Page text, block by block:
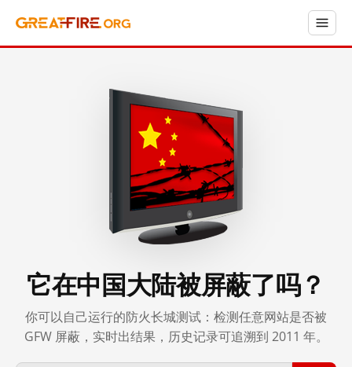
它在中国大陆被屏蔽了吗？
你可以自己运行的防火长城测试：检测任意网站是否被
GFW 屏蔽，实时出结果，历史记录可追溯到 2011 年。